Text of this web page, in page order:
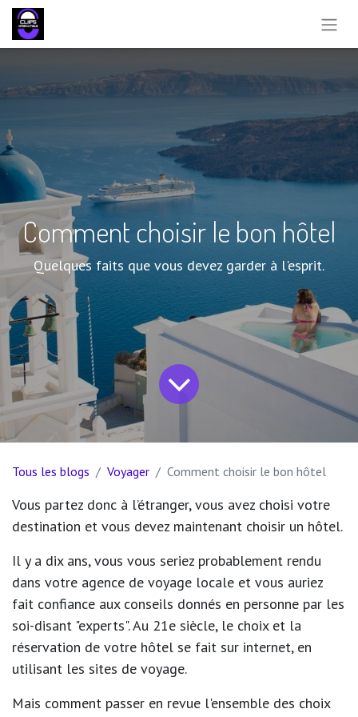
Comment choisir le bon hôtel
Quelques faits que vous devez garder à l'esprit.
Tous les blogs Voyager Comment choisir le bon hôtel
Vous partez donc à l’étranger, vous avez choisi votre
destination et vous devez maintenant choisir un hôtel.
Il y a dix ans, vous vous seriez probablement rendu
dans votre agence de voyage locale et vous auriez
fait confiance aux conseils donnés en personne par les
soi-disant "experts". Au 21e siècle, le choix et la
réservation de votre hôtel se fait sur internet, en
utilisant les sites de voyage.
Mais comment passer en revue l'ensemble des choix